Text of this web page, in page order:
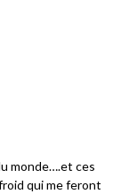
monde….et ces
qui me feront